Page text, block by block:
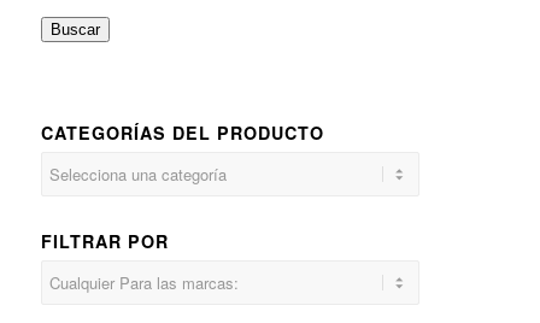
Buscar
CATEGORÍAS DEL PRODUCTO
FILTRAR POR